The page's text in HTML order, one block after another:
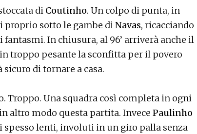
di Coutinho. Un colpo di punta, in
proprio sotto le gambe diNavas, ricacciando
In chiusura, al 96’ arriverà anche il
troppo pesante la sconfitta per il povero
sicuro di tornare a casa.
Troppo. Una squadra così completa in ogni
altro modo questa partita. Invece Paulinho
spesso lenti, involuti in un giro palla senza